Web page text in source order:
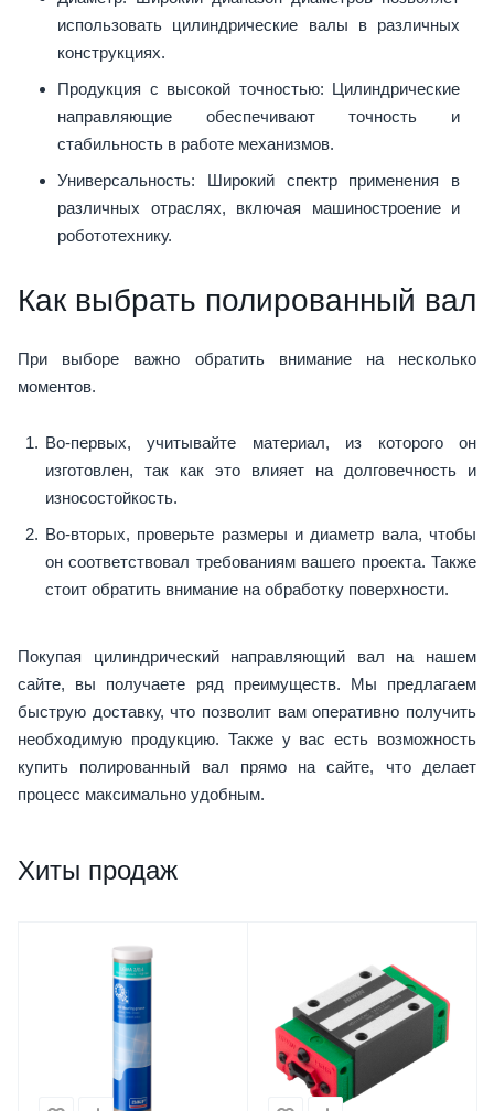
использовать цилиндрические валы в различных
конструкциях.
Продукция с высокой точностью: Цилиндрические
направляющие обеспечивают точность и
стабильность в работе механизмов.
Универсальность: Широкий спектр применения в
различных отраслях, включая машиностроение и
робототехнику.
Как выбрать полированный вал
При выборе важно обратить внимание на несколько
моментов.
Во-первых, учитывайте материал, из которого он
изготовлен, так как это влияет на долговечность и
износостойкость.
Во-вторых, проверьте размеры и диаметр вала, чтобы
он соответствовал требованиям вашего проекта. Также
стоит обратить внимание на обработку поверхности.
Покупая цилиндрический направляющий вал на нашем
сайте, вы получаете ряд преимуществ. Мы предлагаем
быструю доставку, что позволит вам оперативно получить
необходимую продукцию. Также у вас есть возможность
купить полированный вал прямо на сайте, что делает
процесс максимально удобным.
Хиты продаж